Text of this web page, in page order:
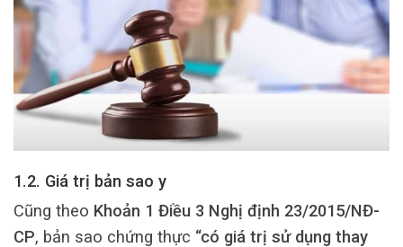
1.2. Giá trị bản sao y
Cũng theo Khoản 1 Điều 3 Nghị định 23/2015/NĐ-
CP, bản sao chứng thực “có giá trị sử dụng thay